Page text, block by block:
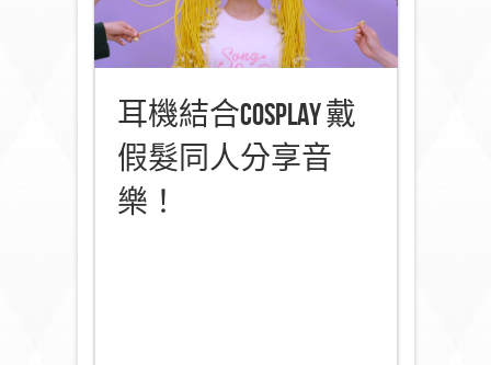
耳機結合Cosplay 戴
假髮同人分享音
樂！